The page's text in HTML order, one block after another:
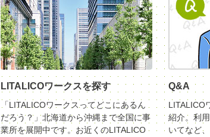
LITALICOワークスを探す
「LITALICOワークスってどこにあるん
だろう？」北海道から沖縄まで全国に事
業所を展開中です。お近くのLITALICO
Q&A
LITALICO
紹介。利
いてなど